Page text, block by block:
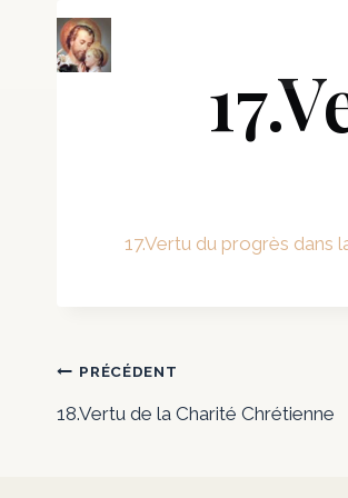
Vertus et
17.Vertu du progrès dans
PRÉCÉDENT
18.Vertu de la Charité Chrétienne